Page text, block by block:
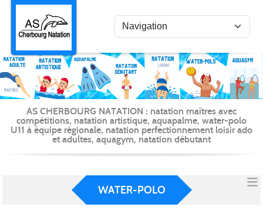
AS CHERBOURG NATATION : natation maîtres avec
compétitions, natation artistique, aquapalme, water-polo
U11 à équipe régionale, natation perfectionnement loisir ado
et adultes, aquagym, natation débutant
WATER-POLO
Panneau de gestion des cookies